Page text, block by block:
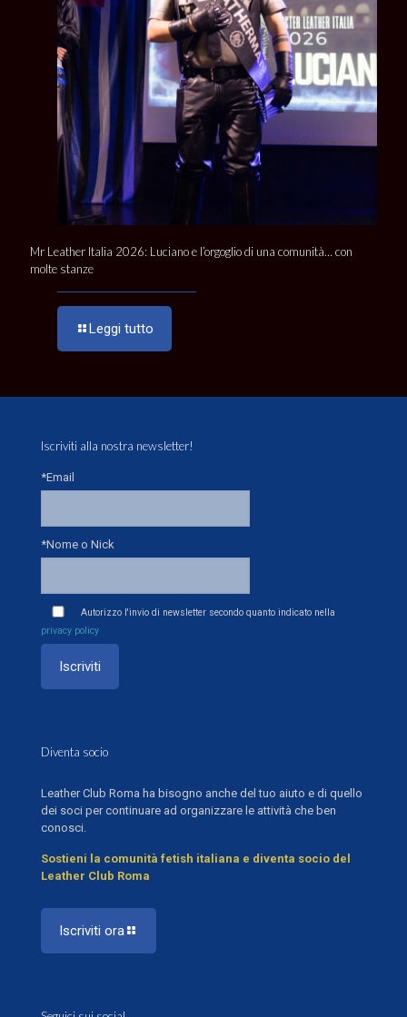
Mr Leather Italia 2026: Luciano e l’orgoglio di una comunità… con
molte stanze
Leggi tutto
Iscriviti alla nostra newsletter!
*Email
*Nome o Nick
Autorizzo l'invio di newsletter secondo quanto indicato nella
privacy policy
Diventa socio
Leather Club Roma ha bisogno anche del tuo aiuto e di quello
dei soci per continuare ad organizzare le attività che ben
conosci.
Sostieni la comunità fetish italiana e diventa socio del
Leather Club Roma
Iscriviti ora